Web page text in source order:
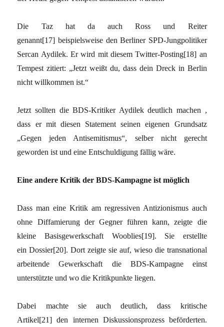
Die Taz hat da auch Ross und Reiter
genannt[17] beispielsweise den Berliner SPD-Jungpolitiker
Sercan Aydilek. Er wird mit diesem Twitter-Posting[18] an
Tempest zitiert: „Jetzt weißt du, dass dein Dreck in Berlin
nicht willkommen ist.“
Jetzt sollten die BDS-Kritiker Aydilek deutlich machen ,
dass er mit diesen Statement seinen eigenen Grundsatz
„Gegen jeden Antisemitismus“, selber nicht gerecht
geworden ist und eine Entschuldigung fällig wäre.
Eine andere Kritik der BDS-Kampagne ist möglich
Dass man eine Kritik am regressiven Antizionismus auch
ohne Diffamierung der Gegner führen kann, zeigte die
kleine Basisgewerkschaft Wooblies[19]. Sie erstellte
ein Dossier[20]. Dort zeigte sie auf, wieso die transnational
arbeitende Gewerkschaft die BDS-Kampagne einst
unterstützte und wo die Kritikpunkte liegen.
Dabei machte sie auch deutlich, dass kritische
Artikel[21] den internen Diskussionsprozess beförderten.